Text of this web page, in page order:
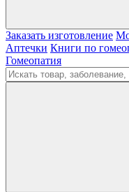
Заказать изготовление
Аптечки Книги по
Гомеопатия